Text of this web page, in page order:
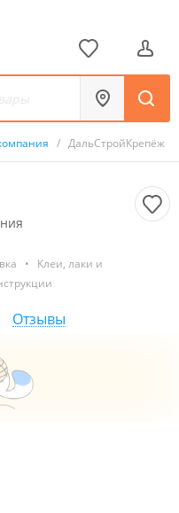
/ ДальСтройКрепёж
•
Клеи, лаки и
Отзывы